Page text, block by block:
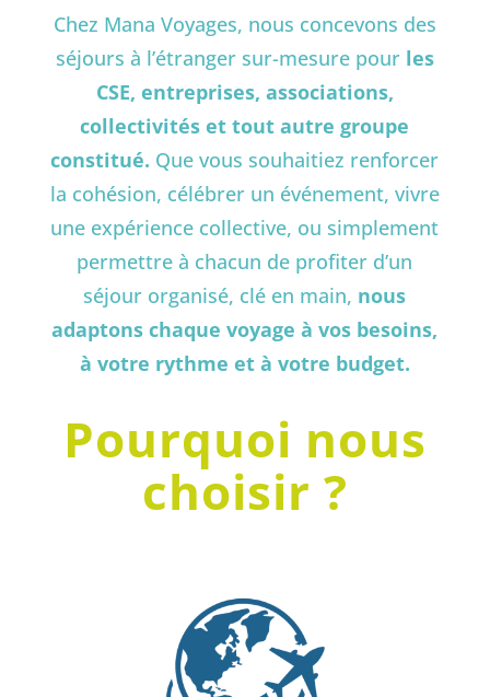
Chez Mana Voyages, nous concevons des
séjours à l’étranger sur-mesure pour les
CSE, entreprises, associations,
collectivités et tout autre groupe
constitué. Que vous souhaitiez renforcer
la cohésion, célébrer un événement, vivre
une expérience collective, ou simplement
permettre à chacun de profiter d’un
séjour organisé, clé en main, nous
adaptons chaque voyage à vos besoins,
à votre rythme et à votre budget.
Pourquoi nous
choisir ?